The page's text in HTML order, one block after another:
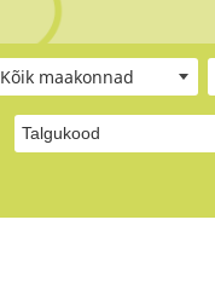
Kõik maakonnad